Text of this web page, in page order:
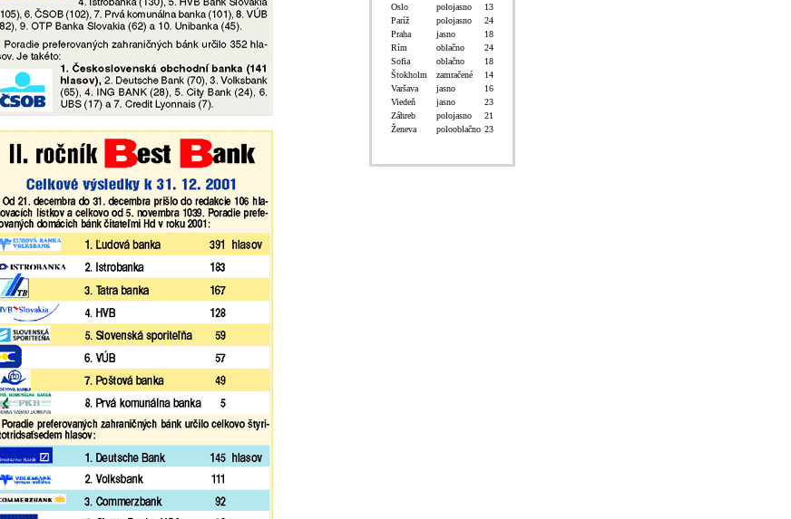
Oslo
polojasno
13
Paríž
polojasno
24
Praha
jasno
18
Rím
oblačno
24
Sofia
oblačno
18
Štokholm
zamračené
14
Varšava
jasno
16
Viedeň
jasno
23
Záhreb
polojasno
21
Ženeva
polooblačno 23